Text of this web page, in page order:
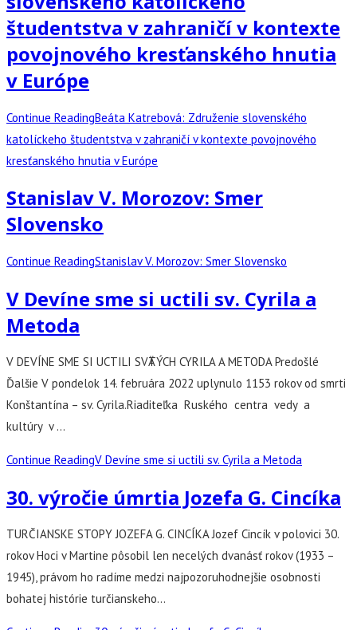
študentstva v zahraničí v kontexte
povojnového kresťanského hnutia
v Európe
Continue ReadingBeáta Katrebová: Združenie slovenského
katolíckeho študentstva v zahraničí v kontexte povojnového
kresťanského hnutia v Európe
Stanislav V. Morozov: Smer
Slovensko
Continue ReadingStanislav V. Morozov: Smer Slovensko
V Devíne sme si uctili sv. Cyrila a
Metoda
V DEVÍNE SME SI UCTILI SVӒTÝCH CYRILA A METODA Predošlé
Ďalšie V pondelok 14. februára 2022 uplynulo 1153 rokov od smrti
Konštantína – sv. Cyrila.Riaditeľka Ruského centra vedy a
kultúry v …
Continue ReadingV Devíne sme si uctili sv. Cyrila a Metoda
30. výročie úmrtia Jozefa G. Cincíka
TURČIANSKE STOPY JOZEFA G. CINCÍKA Jozef Cincík v polovici 30.
rokov Hoci v Martine pôsobil len necelých dvanásť rokov (1933 –
1945), právom ho radíme medzi najpozoruhodnejšie osobnosti
bohatej histórie turčianskeho…